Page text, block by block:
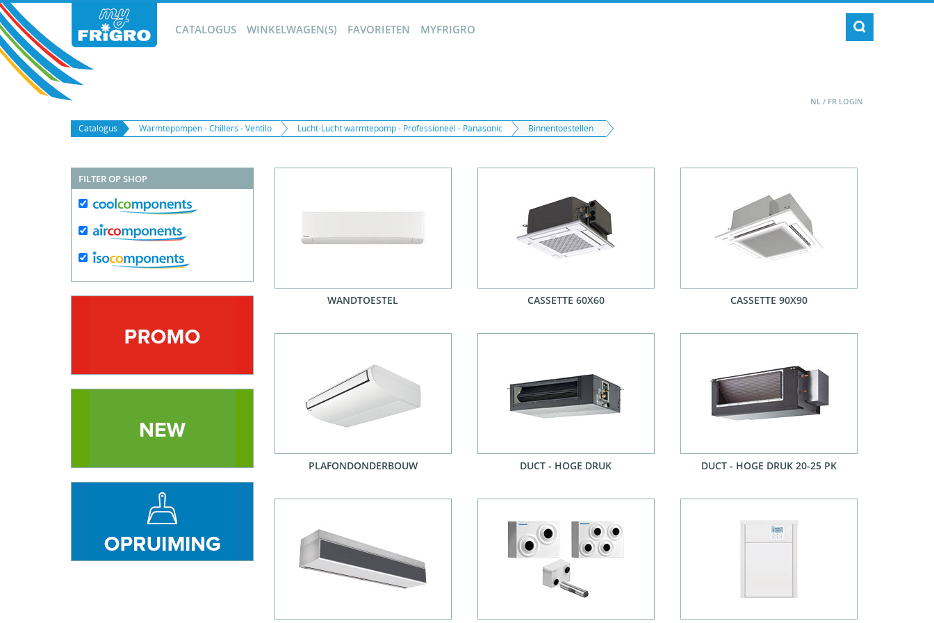
CATALOGUS WINKELWAGEN(S) FAVORIETEN MYFRIGRO
NL / FR LOGIN
Catalogus Warmtepompen - Chillers - Ventilo Lucht-Lucht warmtepomp - Professioneel - Panasonic Binnentoestellen
FILTER OP SHOP
WANDTOESTEL CASSETTE 60X60 CASSETTE 90X90
PLAFONDONDERBOUW DUCT - HOGE DRUK DUCT - HOGE DRUK 20-25 PK